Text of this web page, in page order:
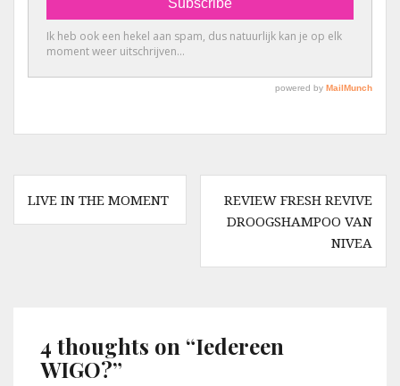
Berichtnavigatie
LIVE IN THE MOMENT
REVIEW FRESH REVIVE
DROOGSHAMPOO VAN
NIVEA
4 thoughts on “Iedereen
WIGO?”